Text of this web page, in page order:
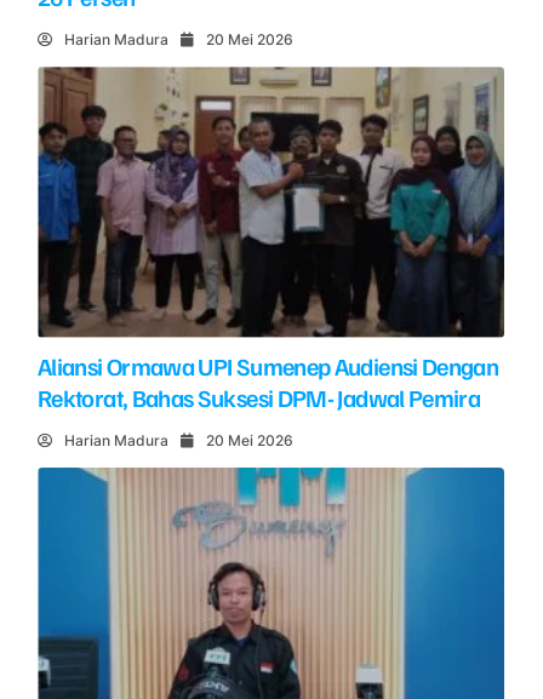
Harian Madura 20 Mei 2026
Aliansi Ormawa UPI Sumenep Audiensi Dengan
Rektorat, Bahas Suksesi DPM- Jadwal Pemira
Harian Madura 20 Mei 2026